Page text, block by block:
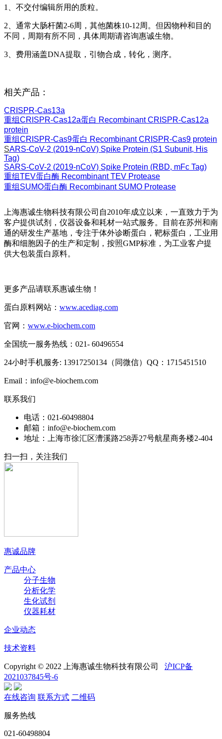
1、不交付编辑所用的质粒。
2、通常大肠杆菌2-6周，其他菌株10-12周。但因物种和目的
不同，周期有所不同，具体周期请咨询惠诚生物。
3、费用涵盖DNA提取，引物合成，转化，测序。
相关产品：
CRISPR-Cas13a
重组CRISPR-Cas12a蛋白 Recombinant CRISPR-Cas12a
protein
重组CRISPR-Cas9蛋白 Recombinant CRISPR-Cas9 protein
SARS-CoV-2 (2019-nCoV) Spike Protein (S1 Subunit, His
Tag)
SARS-CoV-2 (2019-nCoV) Spike Protein (RBD, mFc Tag)
重组TEV蛋白酶 Recombinant TEV Protease
重组SUMO蛋白酶 Recombinant SUMO Protease
上海惠诚生物科技有限公司自2010年成立以来，一直致力于为
客户提供试剂，仪器设备和耗材一站式服务。目前在苏州和南
通的研发生产基地，专注于体外诊断蛋白，靶标蛋白，工业用
酶和细胞因子的生产和定制，按照GMP标准，为工业客户提
供大包装蛋白原料。
更多产品请联系惠诚生物！
蛋白原料网站： www.acediag.com
官网： www.e-biochem.com
全国统一服务热线：021- 60496554
24小时手机服务: 13917250134（同微信）QQ：1715451510
Email：info@e-biochem.com
联系我们
电话：021-60498804
邮箱：info@e-biochem.com
地址：上海市徐汇区漕溪路258弄27号航星商务楼2-404
扫一扫，关注我们
惠诚品牌
产品中心
分子生物
分析化学
生化试剂
仪器耗材
企业动态
技术资料
Copyright © 2022 上海惠诚生物科技有限公司 沪ICP备
2021037845号-6
在线咨询 联系方式 二维码
服务热线
021-60498804